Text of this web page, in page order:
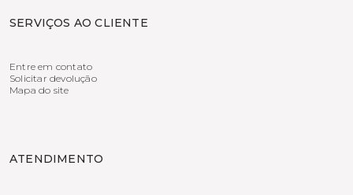
SERVIÇOS AO CLIENTE
Entre em contato
Solicitar devolução
Mapa do site
ATENDIMENTO